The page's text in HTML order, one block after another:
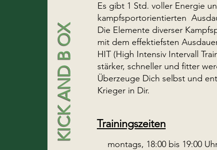
Es gibt 1 Std. voller Energie
kampfsportorientierten
Die Elemente diverser
mit dem effektiefsten
HIT (High Intensiv Intervall
stärker, schneller und fitter
Überzeuge Dich selbst und
Krieger in Dir.
KICK AND B OX Trainingszeiten
montags, 18:00 bis 19:00